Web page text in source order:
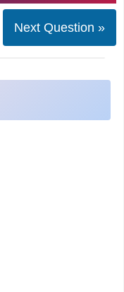
Next Question »